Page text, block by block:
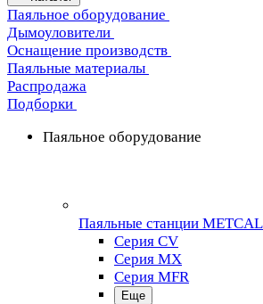
Паяльное оборудование
Дымоуловители
Оснащение производств
Паяльные материалы
Распродажа
Подборки
Паяльное оборудование
Паяльные станции METCAL
Серия CV
Серия MX
Серия MFR
Еще